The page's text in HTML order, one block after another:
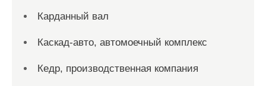
Карданный вал
Каскад-авто, автомоечный комплекс
Кедр, производственная компания